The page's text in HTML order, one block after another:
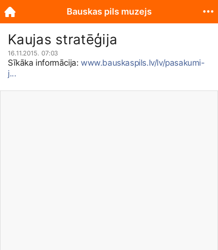
Kaujas stratēģija
16.11.2015. 07:03
Sīkāka informācija: www.bauskaspils.lv/lv/pasakumi-
j...
Bauskas pils muzejs